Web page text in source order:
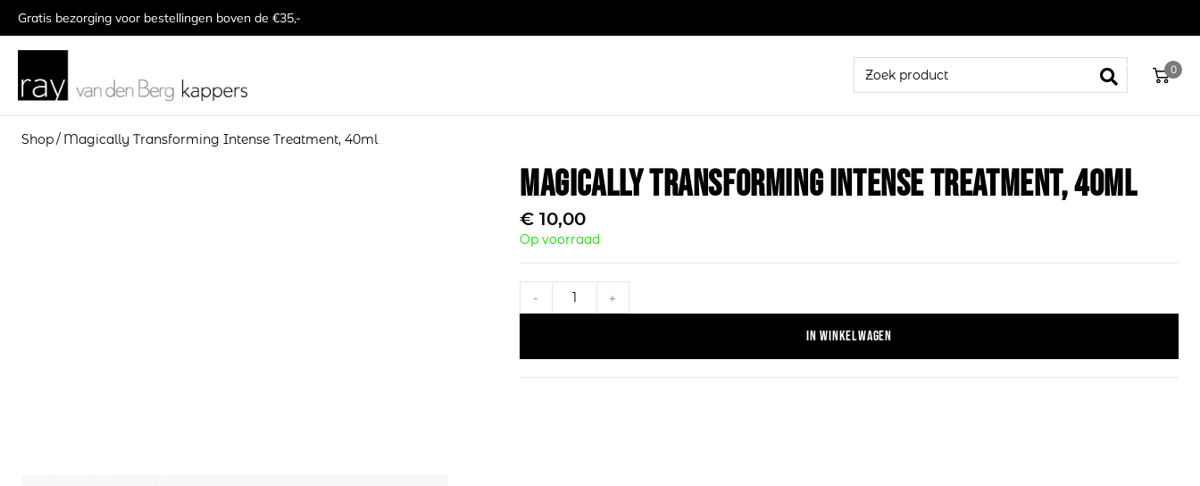
Gratis bezorging voor bestellingen boven de €35,-
0
Shop/ Magically Transforming Intense Treatment, 40ml
Magically Transforming Intense Treatment, 40ml
€10,00
Op voorraad
- +
In winkelwagen